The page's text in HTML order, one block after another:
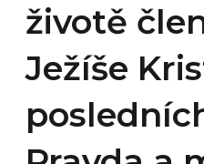
životě
Ježíše